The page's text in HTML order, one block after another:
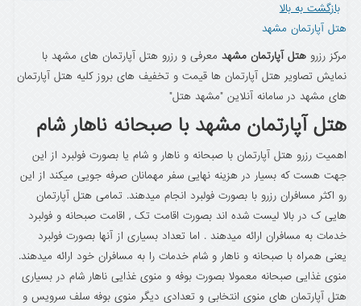
بازگشت به بالا
هتل آپارتمان مشهد
مرکز رزرو هتل آپارتمان مشهدمعرفی و رزرو هتل آپارتمان های مشهد با
نمایش تصاویر هتل آپارتمان ها قیمت و تخفیف های بروز کلیه هتل آپارتمان
های مشهد در سامانه آنلاین "مشهد هتل"
هتل آپارتمان مشهد با صبحانه ناهار شام
اهمیت رزرو هتل آپارتمان با صبحانه و ناهار و شام یا بصورت فولبرد از این
جهت هست که بسیار در هزینه نهایی سفر مهمانان صرفه جویی میکند از این
رو اکثر مسافران رزرو با بصورت فولبرد انجام میدهند. تمامی هتل آپارتمان
هایی ک در بالا لیست شده اند بصورت اقامت تک , اقامت صبحانه و فولبرد
خدمات به مسافران ارائه میدهند . اما تعداد بسیاری از آنها بصورت فولبرد
یعنی همراه با صبحانه و ناهار و شام خدمات را به مسافران خود ارائه میدهند.
منوی غذایی صبحانه معمولا بصورت بوفه و منوی غذایی ناهار شام در بسیاری
هتل آپارتمان های منوی انتخابی و تعدادی دیگر منوی بوفه سلف سرویس و